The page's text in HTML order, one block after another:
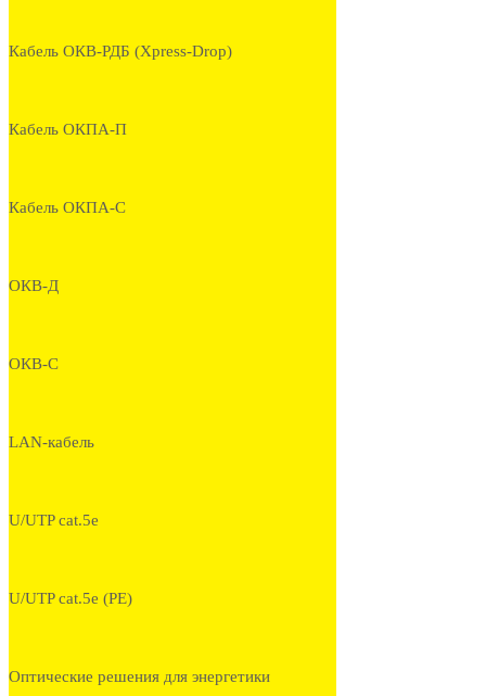
Кабель ОКВ-РДБ (Xpress-Drop)
Кабель ОКПА-П
Кабель ОКПА-С
ОКВ-Д
ОКВ-С
LAN-кабель
U/UTP cat.5e
U/UTP cat.5e (PE)
Оптические решения для энергетики